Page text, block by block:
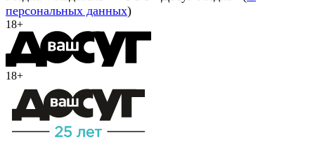
персональных данных)
18+
18+